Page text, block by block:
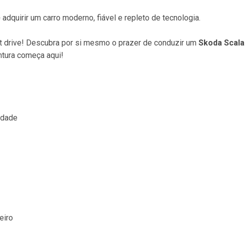
um carro moderno, fiável e repleto de tecnologia.
Descubra por si mesmo o prazer de conduzir um Skoda Scala
começa aqui!